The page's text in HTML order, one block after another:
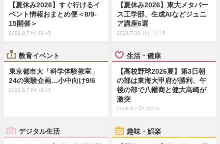
【夏休み2026】すぐ行けるイ
ベント情報おまとめ便＜8/9-
15開催＞
2026.8.7 Fri 19:45
【夏休み2026】東大メタバー
ス工学部、生成AIなどジュニ
ア講座6選
2026.7.30 Thu 11:15
教育イベント
東京都市大「科学体験教室」
24の実験企画…小中向け9/6
2026.8.7 Fri 18:15
生活・健康
【高校野球2026夏】第3日朝
の部は東海大甲府が勝利、午
後の部で八幡商と健大高崎が
激突
2026.8.7 Fri 12:45
デジタル生活 趣味・娯楽